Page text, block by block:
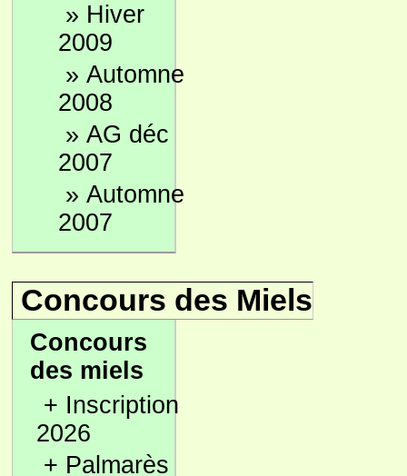
» Hiver
2009
» Automne
2008
» AG déc
2007
» Automne
2007
Concours des Miels
Concours
des miels
+ Inscription
2026
+ Palmarès